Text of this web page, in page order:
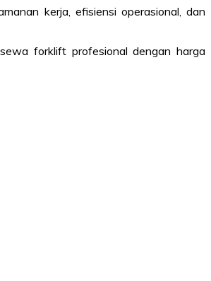
kerja, efisiensi operasional, dan
forklift profesional dengan harga